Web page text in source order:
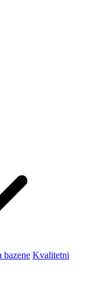
bazene Kvalitetni